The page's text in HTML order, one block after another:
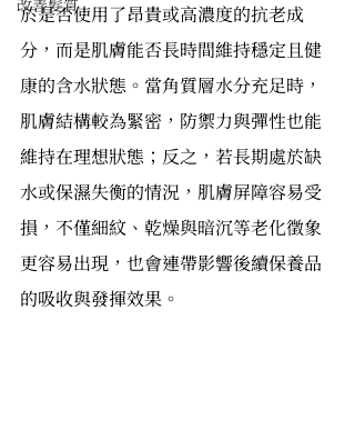
改善髮質
於是否使用了昂貴或高濃度的抗老成
分，而是肌膚能否長時間維持穩定且健
康的含水狀態。當角質層水分充足時，
肌膚結構較為緊密，防禦力與彈性也能
維持在理想狀態；反之，若長期處於缺
水或保濕失衡的情況，肌膚屏障容易受
損，不僅細紋、乾燥與暗沉等老化徵象
更容易出現，也會連帶影響後續保養品
的吸收與發揮效果。